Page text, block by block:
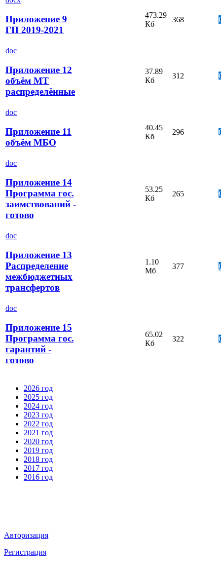
Приложение 9
ГП 2019-2021
473.29
Кб
368
doc
Приложение 12
объём МТ
распределённые
37.89
Кб
312
doc
Приложение 11
объём МБО
40.45
Кб
296
doc
Приложение 14
Программа гос.
заимствований -
готово
53.25
Кб
265
doc
Приложение 13
Распределение
межбюджетных
трансфертов
1.10
Мб
377
doc
Приложение 15
Программа гос.
гарантий -
готово
65.02
Кб
322
2026 год
2025 год
2024 год
2023 год
2022 год
2021 год
2020 год
2019 год
2018 год
2017 год
2016 год
Авторизация
Регистрация